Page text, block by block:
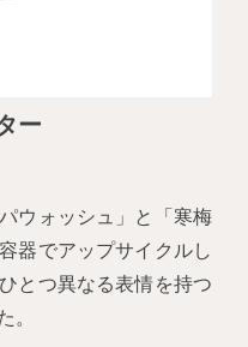
ー
ウォッシュ」と「寒梅
器でアップサイクルし
とつ異なる表情を持つ
。